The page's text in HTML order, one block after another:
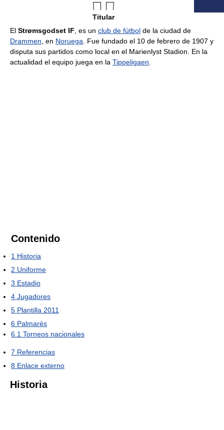
Titular
El Strømsgodset IF , es un club de fútbol de la ciudad de
Drammen , en Noruega . Fue fundado el 10 de febrero de 1907 y
disputa sus partidos como local en el Marienlyst Stadion. En la
actualidad el equipo juega en la Tippeligaen
Contenido
1 Historia
2 Uniforme
3 Estadio
4 Jugadores
5 Plantilla 2011
6 Palmarés
6.1 Torneos nacionales
7 Referencias
8 Enlace externo
Historia